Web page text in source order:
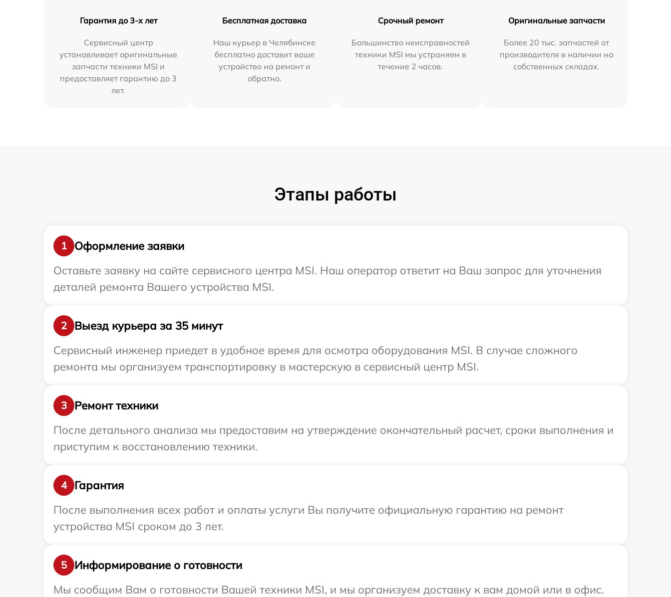
Гарантия до 3-х лет
Сервисный центр
устанавливает оригинальные
запчасти техники MSI и
предоставляет гарантию до 3
лет.
Бесплатная доставка
Наш курьер в Челябинске
бесплатно доставит ваше
устройство на ремонт и
обратно.
Срочный ремонт
Большинство неисправностей
техники MSI мы устраняем в
течение 2 часов.
Оригинальные запчасти
Более 20 тыс. запчастей от
производителя в наличии на
собственных складах.
Этапы работы
1
Оформление заявки
Оставьте заявку на сайте сервисного центра MSI. Наш оператор ответит на Ваш запрос для уточнения
деталей ремонта Вашего устройства MSI.
2
Выезд курьера за 35 минут
Сервисный инженер приедет в удобное время для осмотра оборудования MSI. В случае сложного
ремонта мы организуем транспортировку в мастерскую в сервисный центр MSI.
3
Ремонт техники
После детального анализа мы предоставим на утверждение окончательный расчет, сроки выполнения и
приступим к восстановлению техники.
4
Гарантия
После выполнения всех работ и оплаты услуги Вы получите официальную гарантию на ремонт
устройства MSI сроком до 3 лет.
5
Информирование о готовности
Мы сообщим Вам о готовности Вашей техники MSI, и мы организуем доставку к вам домой или в офис.